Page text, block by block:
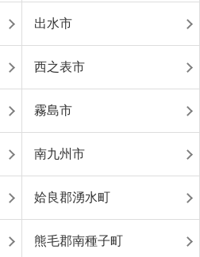
出水市
西之表市
霧島市
南九州市
姶良郡湧水町
熊毛郡南種子町